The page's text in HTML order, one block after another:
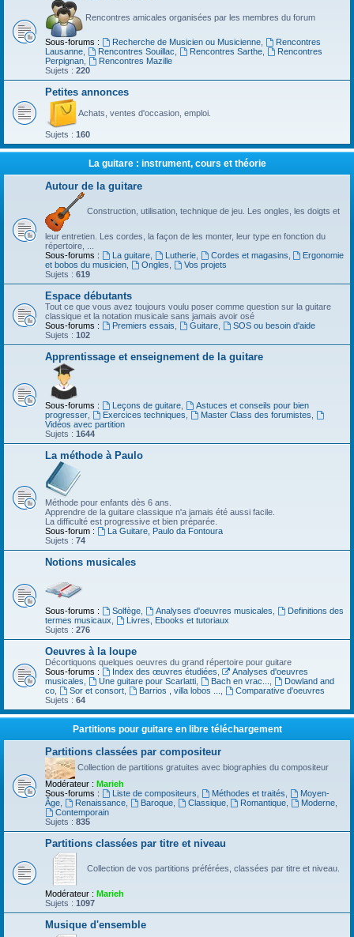
Rencontres amicales organisées par les membres du forum
Sous-forums : Recherche de Musicien ou Musicienne,
Rencontres
Lausanne
Rencontres Souillac Rencontres Sarthe,
Rencontres
Perpignan
Rencontres Mazille
Sujets : 220
Petites annonces
Achats, ventes d'occasion, emploi.
Sujets : 160
La guitare : instrument, cours et théorie
Autour de la guitare
Construction, utilisation, technique de jeu. Les ongles, les doigts et
leur entretien. Les cordes, la façon de les monter, leur type en fonction du
répertoire, ...
Sous-forums :
La guitare, Lutherie, Cordes et magasins
Ergonomie
et bobos du musicien
Ongles
Vos projets
Sujets : 619
Espace débutants
Tout ce que vous avez toujours voulu poser comme question sur la guitare
classique et la notation musicale sans jamais avoir osé
Sous-forums :
Premiers essais Guitare,
SOS ou besoin d'aide
Sujets : 102
Apprentissage et enseignement de la guitare
Sous-forums : Leçons de guitare,
Astuces et conseils pour bien
progresser
Exercices techniques Master Class des forumistes
Vidéos avec partition
Sujets : 1644
La méthode à Paulo
Méthode pour enfants dès 6 ans.
Apprendre de la guitare classique n'a jamais été aussi facile.
La difficulté est progressive et bien préparée.
Sous-forum :
La Guitare, Paulo da Fontoura
Sujets : 74
Notions musicales
Sous-forums : Solfège, Analyses d'oeuvres musicales
Definitions des
termes musicaux
Livres, Ebooks et tutoriaux
Sujets : 276
Oeuvres à la loupe
Décortiquons quelques oeuvres du grand répertoire pour guitare
Sous-forums :
Index des œuvres étudiées
Analyses d'oeuvres
musicales
Une guitare pour Scarlatti, Bach en vrac...
Dowland and
co
Sor et consort, Barrios , villa lobos ...
Comparative d'oeuvres
Sujets : 64
Partitions pour guitare en libre téléchargement
Partitions classées par compositeur
Collection de partitions gratuites avec biographies du compositeur
Modérateur : Marieh
Sous-forums :
Liste de compositeurs Méthodes et traités
Moyen-
Âge
Renaissance, Baroque, Classique, Romantique Moderne
Contemporain
Sujets : 835
Partitions classées par titre et niveau
Collection de vos partitions préférées, classées par titre et niveau.
Modérateur : Marieh
Sujets : 1097
Musique d'ensemble